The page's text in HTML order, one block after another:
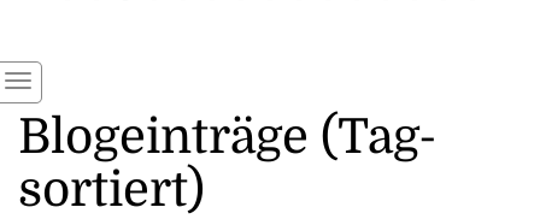
Blogeinträge (Tag-
sortiert)